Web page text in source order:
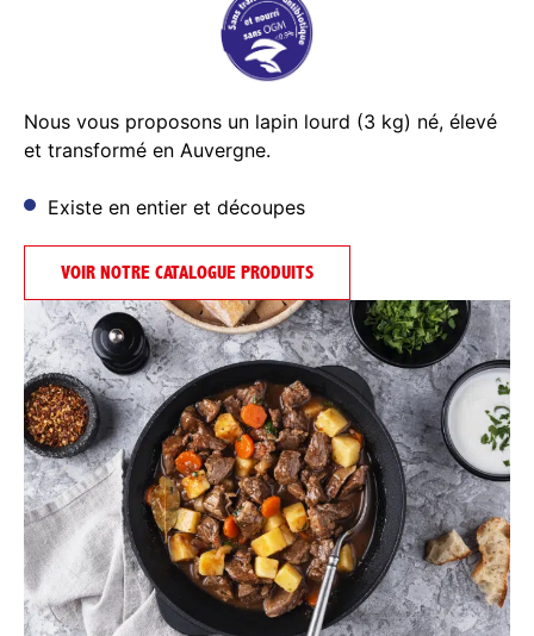
Nous vous proposons un lapin lourd (3 kg) né, élevé
et transformé en Auvergne.
Existe en entier et découpes
VOIR NOTRE CATALOGUE PRODUITS